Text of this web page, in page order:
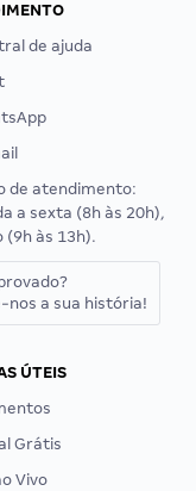
de ajuda
de atendimento:
a sexta (8h às 20h),
(9h às 13h).
nos a sua história!
ÚTEIS
Grátis
Vivo